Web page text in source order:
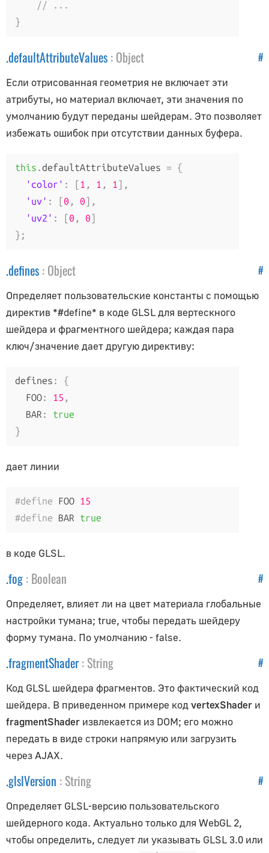
SplineCurve
RenderUtils
WebGL3DRenderTarget
WebGLArrayRenderTarget
WebGLMultipleRenderTargets
WebGLRenderer
WebGLRenderTarget
WebXRManager
Свет и тени
AmbientLight
CubeReflectionProbe
DirectionalLight
DirectionalLightShadowCSM
DirectionalLightShadowCascade
LightProbe
LightProbeGenerator
LightShadow
PlaneReflectionProbe
PointLightShadow
RectAreaLightShadow
SpotLight
Сцены
Fog
FogExp2
Scene
Текстуры
CanvasTexture
CompressedTexture
CubeTexture
Data3DTexture
DataArrayTexture
DataTexture
DepthTexture
FramebufferTexture
// ...
}
#
.defaultAttributeValues : Object
Если отрисованная геометрия не включает эти
атрибуты, но материал включает, эти значения по
умолчанию будут переданы шейдерам. Это позволяет
избежать ошибок при отсутствии данных буфера.
this .defaultAttributeValues = {
'color' : [1 , 1 , 1],
'uv' : [0 , 0],
'uv2' : [0 , 0]
};
#
.defines : Object
Определяет пользовательские константы с помощью
директив *#define* в коде GLSL для вертескного
шейдера и фрагментного шейдера; каждая пара
ключ/значение дает другую директиву:
defines :
{
  FOO
: 15 ,
  BAR
:
true
}
дает линии
#define FOO 15
#define BAR true
в коде GLSL.
#
.fog : Boolean
Определяет, влияет ли на цвет материала глобальные
настройки тумана; true, чтобы передать шейдеру
форму тумана. По умолчанию - false.
#
.fragmentShader : String
Код GLSL шейдера фрагментов. Это фактический код
шейдера. В приведенном примере код vertexShader и
fragmentShader извлекается из DOM; его можно
передать в виде строки напрямую или загрузить
через AJAX.
#
.glslVersion : String
Определяет GLSL-версию пользовательского
шейдерного кода. Актуально только для WebGL 2,
чтобы определить, следует ли указывать GLSL 3.0 или